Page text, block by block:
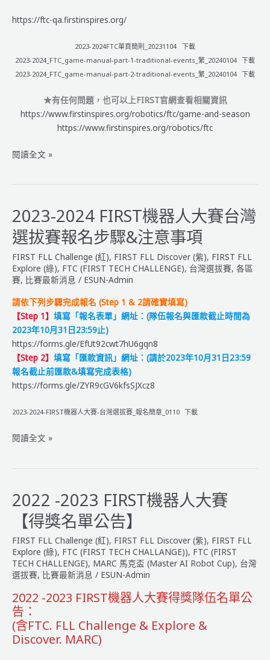
https://ftc-qa.firstinspires.org/
2023-2024FTC單頁簡則_20231104 下載
2023-2024_FTC_game-manual-part-1-traditional-events_繁_20240104 下載
2023-2024_FTC_game-manual-part-2-traditional-events_繁_20240104 下載
★有任何問題，也可以上FIRST官網查看相關資訊
https://www.firstinspires.org/robotics/ftc/game-and-season
https://www.firstinspires.org/robotics/ftc
FTC
2023-
中
英
文
規
則
CENTERSTAGE：
全
場
焦
點
閱讀全文 »
2023-2024 FIRST機器人大賽台灣
選拔賽報名步驟&注意事項
FIRST FLL Challenge (紅), FIRST FLL Discover (紫), FIRST FLL
Explore (綠), FTC (FIRST TECH CHALLENGE), 台灣選拔賽, 各區
賽, 比賽最新消息 / ESUN-Admin
請依下列步驟完成報名 (Step 1 & 2請確實填寫)
【Step 1】 填寫「報名表單」網址：(隊伍報名與匯款截止時間為
2023年10月31日23:59止)
https://forms.gle/EfUt92cwt7hU6gqn8
【Step 2】 填寫「匯款資訊」網址：(請於2023年10月31日23:59
報名截止前匯款&填寫完成表格)
https://forms.gle/ZYR9cGV6kfsSJXcz8
2023-2024-FIRST機器人大賽-台灣選拔賽_報名簡章_0110 下載
2023-
器
人
台
灣
選
賽
報
名
步
閱讀全文 »
2022 -2023 FIRST機器人大賽
【得獎名單公告】
FIRST FLL Challenge (紅), FIRST FLL Discover (紫), FIRST FLL
Explore (綠), FTC (FIRST TECH CHALLANGE)), FTC (FIRST
TECH CHALLENGE), MARC 馬克盃 (Master AI Robot Cup), 台灣
選拔賽, 比賽最新消息 / ESUN-Admin
2022 -2023 FIRST機器人大賽得獎隊伍名單公
告：
(含FTC. FLL Challenge & Explore &
Discover. MARC)